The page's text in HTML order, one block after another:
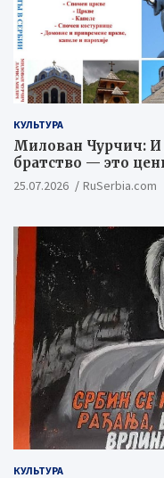
КУЛЬТУРА
Милован Чурчич: И
братство — это
цивилизационный
25.07.2026 RuSerbia.com
КУЛЬТУРА